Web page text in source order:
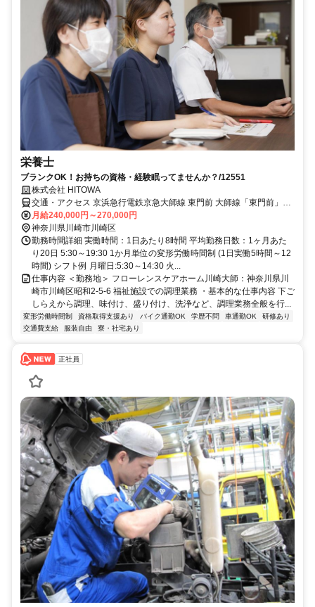
栄養士
ブランクOK！お持ちの資格・経験眠ってませんか？/12551
株式会社 HITOWA
交通・アクセス 京浜急行電鉄京急大師線 東門前 大師線「東門前」徒
歩9分（766ｍ）
月給240,000円～270,000円
神奈川県川崎市川崎区
勤務時間詳細 実働時間：1日あたり8時間 平均勤務日数：1ヶ月あた
り20日 5:30～19:30 1か月単位の変形労働時間制 (1日実働5時間～12
時間) シフト例 月曜日:5:30～14:30 火...
仕事内容 ＜勤務地＞ フローレンスケアホーム川崎大師：神奈川県川
崎市川崎区昭和2-5-6 福祉施設での調理業務 ・基本的な仕事内容 下ご
しらえから調理、味付け、盛り付け、洗浄など、調理業務全般を行...
変形労働時間制 資格取得支援あり バイク通勤OK 学歴不問 車通勤OK
研修あり
交通費支給
服装自由 寮・社宅あり
正社員